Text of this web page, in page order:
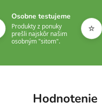
Osobne testujeme
Produkty z ponuky
prešli najskôr našim
osobným "sitom".
⭐
Hodnotenie